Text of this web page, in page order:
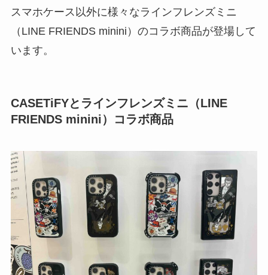
スマホケース以外に様々なラインフレンズミニ
（LINE FRIENDS minini）のコラボ商品が登場して
います。
CASETiFYとラインフレンズミニ（LINE
FRIENDS minini）コラボ商品